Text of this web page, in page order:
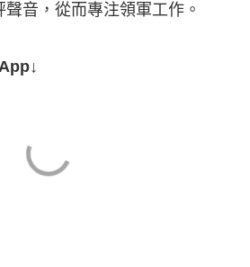
音，從而專注領軍工作。